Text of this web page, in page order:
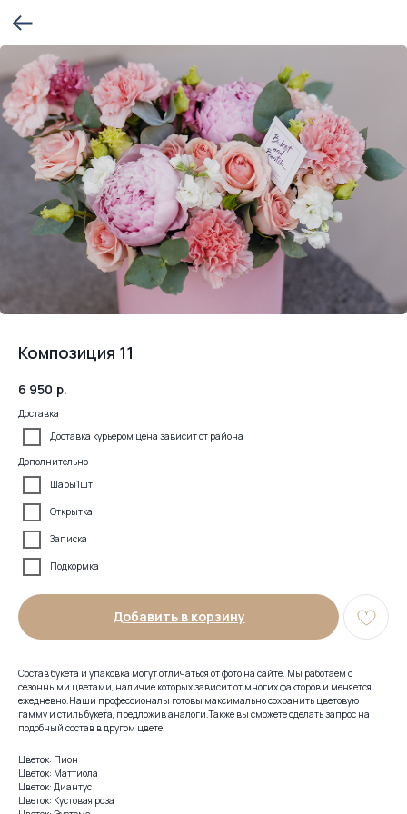
Композиция 11
6 950 р.
Доставка
Доставка курьером,цена зависит от района
Дополнительно
Шары1шт
Открытка
Записка
Подкормка
Добавить в корзину
Состав букета и упаковка могут отличаться от фото на сайте. Мы работаем с
сезонными цветами, наличие которых зависит от многих факторов и меняется
ежедневно.Наши профессионалы готовы максимально сохранить цветовую
гамму и стиль букета, предложив аналоги.Также вы сможете сделать запрос на
подобный состав в другом цвете.
Цветок: Пион
Цветок: Маттиола
Цветок: Диантус
Цветок: Кустовая роза